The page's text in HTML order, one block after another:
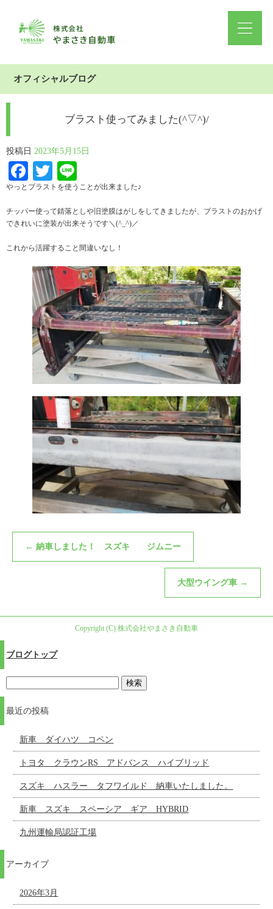
オフィシャルブログ
ブラスト使ってみました(^▽^)/
投稿日 2023年5月15日
Facebook
Twitter
やっとブラストを使うことが出来ました♪
チッパー使って錆落としや旧塗膜はがしをしてきましたが、ブラストのおかげ
できれいに塗装が出来そうです＼(^_^)／
これから活躍すること間違いなし！
← 納車しました！ スズキ ジムニー
大型ウイング車 →
Copyright (C) 株式会社やまさき自動車
ブログトップ
最近の投稿
新車 ダイハツ コペン
トヨタ クラウンRS アドバンス ハイブリッド
スズキ ハスラー タフワイルド 納車いたしました。
新車 スズキ スペーシア ギア HYBRID
九州運輸局認証工場
アーカイブ
2026年3月